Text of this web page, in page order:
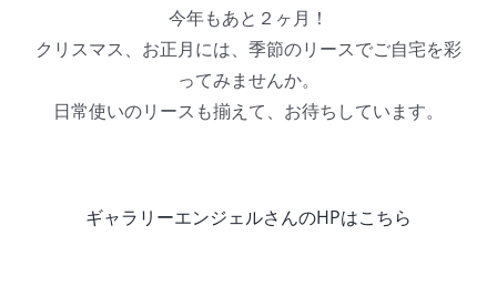
今年もあと２ヶ月！
クリスマス、お正月には、季節のリースでご自宅を彩
ってみませんか。
日常使いのリースも揃えて、お待ちしています。
ギャラリーエンジェルさんのHPはこちら